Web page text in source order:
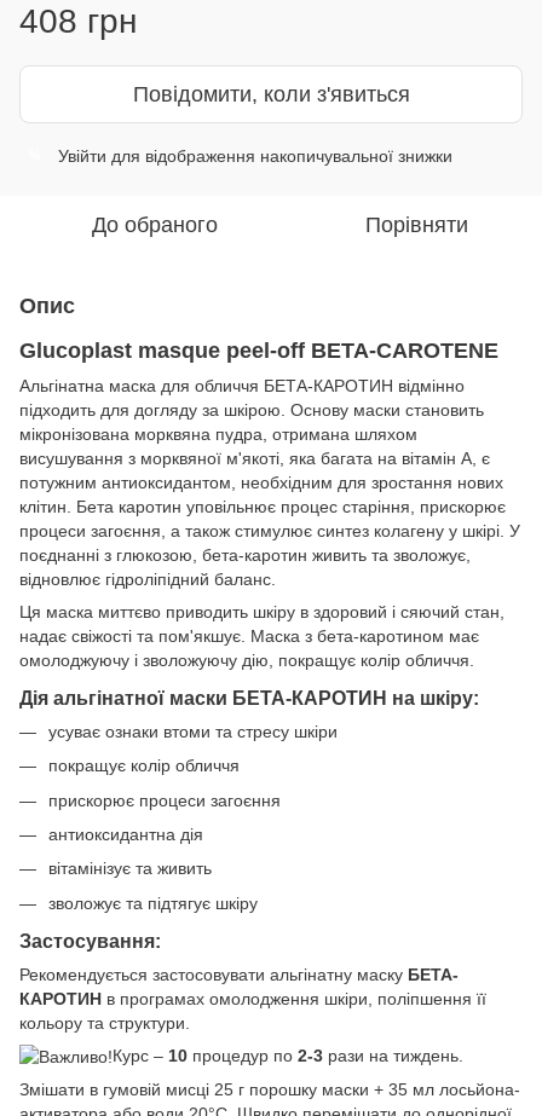
408 грн
Повідомити, коли з'явиться
Увійти для відображення накопичувальної знижки
До обраного Порівняти
Опис
Glucoplast masque peel-off BETA-CAROTENE
Альгінатна маска для обличчя БЕТА-КАРОТИН відмінно
підходить для догляду за шкірою. Основу маски становить
мікронізована морквяна пудра, отримана шляхом
висушування з морквяної м'якоті, яка багата на вітамін А, є
потужним антиоксидантом, необхідним для зростання нових
клітин. Бета каротин уповільнює процес старіння, прискорює
процеси загоєння, а також стимулює синтез колагену у шкірі. У
поєднанні з глюкозою, бета-каротин живить та зволожує,
відновлює гідроліпідний баланс.
Ця маска миттєво приводить шкіру в здоровий і сяючий стан,
надає свіжості та пом'якшує. Маска з бета-каротином має
омолоджуючу і зволожуючу дію, покращує колір обличчя.
Дія альгінатної маски БЕТА-КАРОТИН на шкіру:
усуває ознаки втоми та стресу шкіри
покращує колір обличчя
прискорює процеси загоєння
антиоксидантна дія
вітамінізує та живить
зволожує та підтягує шкіру
Застосування:
Рекомендується застосовувати альгінатну маску БЕТА-
КАРОТИН в програмах омолодження шкіри, поліпшення її
кольору та структури.
Курс – 10 процедур по 2-3 рази на тиждень.
Змішати в гумовій мисці 25 г порошку маски + 35 мл лосьйона-